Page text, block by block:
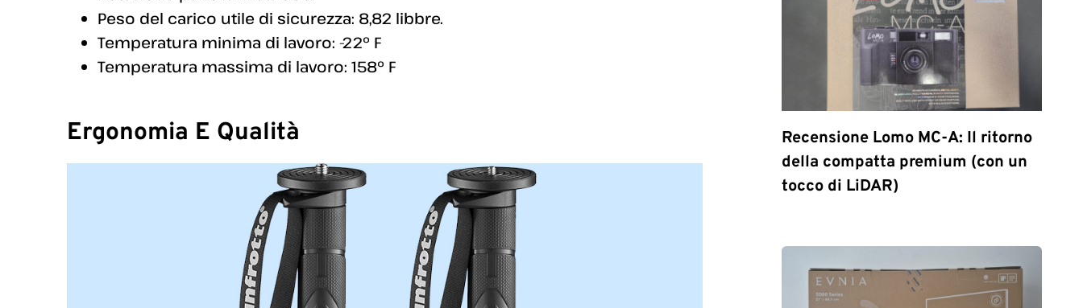
Peso del carico utile di sicurezza: 8,82 libbre.
Temperatura minima di lavoro: -22° F
Temperatura massima di lavoro: 158° F
Ergonomia E Qualità
Recensione Lomo MC-A: Il ritorno
della compatta premium (con un
tocco di LiDAR)